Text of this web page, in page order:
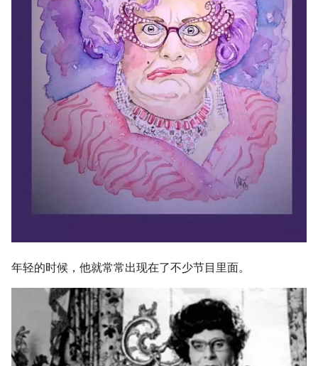
年轻的时候，他就常常出现在了不少节目里面。